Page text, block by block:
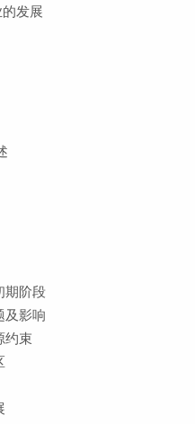
发展
期阶段
及影响
约束